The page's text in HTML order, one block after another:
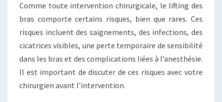
Comme toute intervention chirurgicale, le lifting des
bras comporte certains risques, bien que rares. Ces
risques incluent des saignements, des infections, des
cicatrices visibles, une perte temporaire de sensibilité
dans les bras et des complications liées à l’anesthésie.
Il est important de discuter de ces risques avec votre
chirurgien avant l’intervention.